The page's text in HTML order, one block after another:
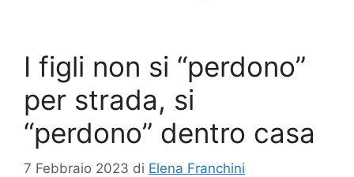
I figli non si “perdono”
per strada, si
“perdono” dentro casa
7 Febbraio 2023 di Elena Franchini